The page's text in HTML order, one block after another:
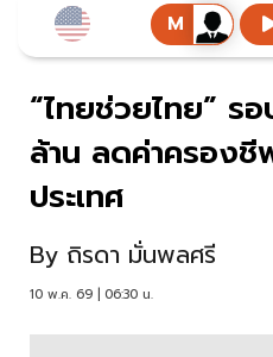
“ไทยช่วยไทย” ร
ล้าน ลดค่าครองชี
ประเทศ
By ถิรดา มั่นพลศรี
10 พ.ค. 69 | 06:30 น.